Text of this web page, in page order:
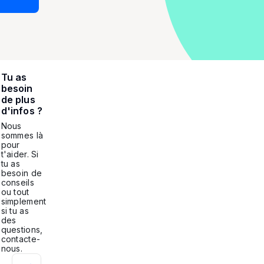
Tu as
besoin
de plus
d'infos ?
Nous
sommes là
pour
t'aider. Si
tu as
besoin de
conseils
ou tout
simplement
si tu as
des
questions,
contacte-
nous.